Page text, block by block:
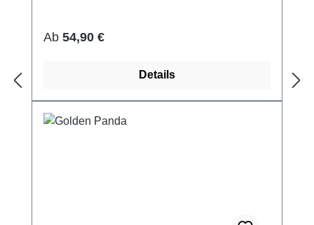
Regulärer Preis:
Ab 54,90 €
Details